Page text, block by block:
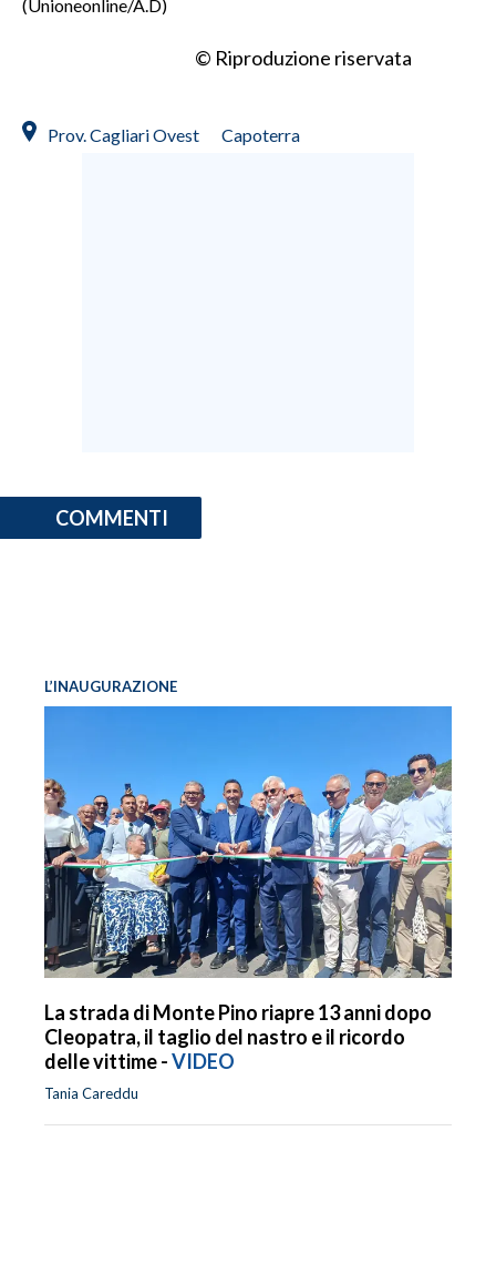
SPIAGGE
(Unioneonline/A.D)
© Riproduzione riservata
Prov. Cagliari Ovest Capoterra
COMMENTI
L’INAUGURAZIONE
La strada di Monte Pino riapre 13 anni dopo
Cleopatra, il taglio del nastro e il ricordo
delle vittime -VIDEO
Tania Careddu